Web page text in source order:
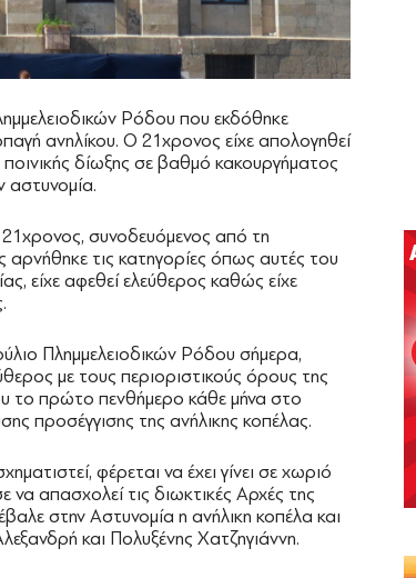
Ρόδου που εκδόθηκε
ανηλίκου. Ο 21χρονος είχε απολογηθεί
δίωξης σε βαθμό κακουργήματος
αστυνομία.
συνοδευόμενος από τη
τις κατηγορίες όπως αυτές του
είχε αφεθεί ελεύθερος καθώς είχε
Πλημμελειοδικών Ρόδου σήμερα,
με τους περιοριστικούς όρους της
το πρώτο πενθήμερο κάθε μήνα στο
προσέγγισης της ανήλικης κοπέλας.
φέρεται να έχει γίνει σε χωριό
απασχολεί τις διωκτικές Αρχές της
στην Αστυνομία η ανήλικη κοπέλα και
και Πολυξένης Χατζηγιάννη.